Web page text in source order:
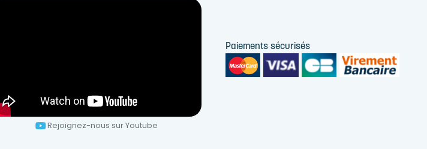
Rejoignez-nous sur Youtube
Paiements sécurisés